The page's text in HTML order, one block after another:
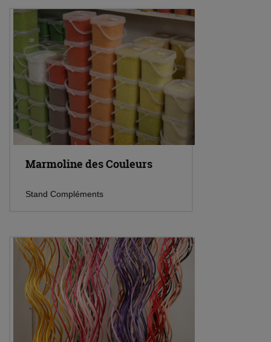
Marmoline des Couleurs
Stand Compléments